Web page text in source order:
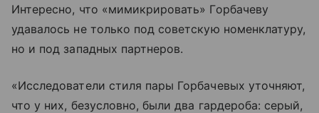
Интересно, что «мимикрировать» Горбачеву
удавалось не только под советскую номенклатуру,
но и под западных партнеров.
«Исследователи стиля пары Горбачевых уточняют,
что у них, безусловно, были два гардероба: серый,